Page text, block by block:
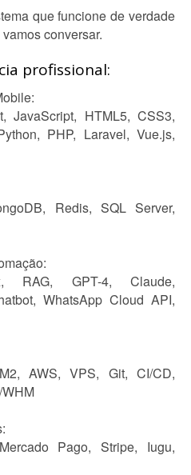
que funcione de verdade
conversar.
profissional:
JavaScript, HTML5, CSS3,
PHP, Laravel, Vue.js,
Redis, SQL Server,
RAG, GPT-4, Claude,
WhatsApp Cloud API,
AWS, VPS, Git, CI/CD,
Pago, Stripe, Iugu,